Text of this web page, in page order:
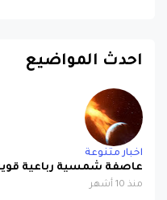
اخبار متنوعة
عاصفة شمسية رباعية
منذ 10 أشهر